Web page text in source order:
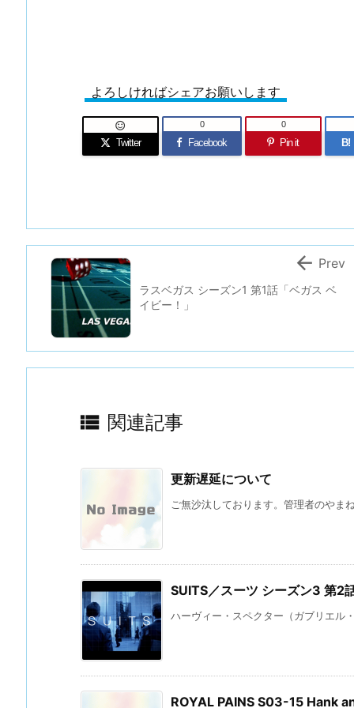
よろしければシェアお願いします
Twitter

Facebook
0
Pin it
0
B!
ラスベガス シーズン1 第1話「ベガス ベ
イビー！」
 Prev
 関連記事
更新遅延について
ご無沙汰しております。管理者のやま
SUITS／スーツ シーズン3 第2
ハーヴィー・スペクター（ガブリエル
ROYAL PAINS S03-15 Hank